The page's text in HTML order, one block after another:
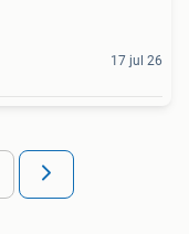
17 jul 26